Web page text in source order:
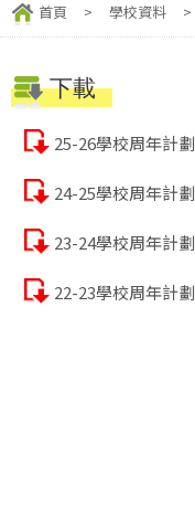
首頁 > 學校資料 >
下載
25-26學校周年計劃
24-25學校周年計劃
23-24學校周年計劃
22-23學校周年計劃